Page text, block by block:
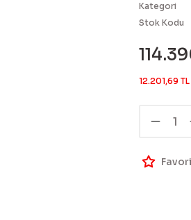
Kategori
Stok Kodu
12.201,69 TL